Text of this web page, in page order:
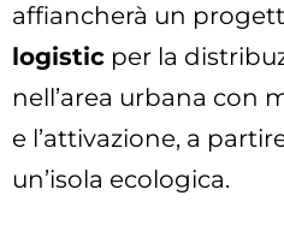
affiancherà un
logistic per la
nell’area urbana con
e l’attivazione, a
un’isola ecologica.